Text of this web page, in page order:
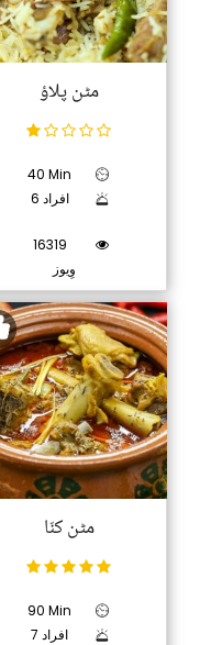
مٹن پلاؤ
40 Min
6 افراد
16319
وِیوز
مٹن کنّا
90 Min
7 افراد